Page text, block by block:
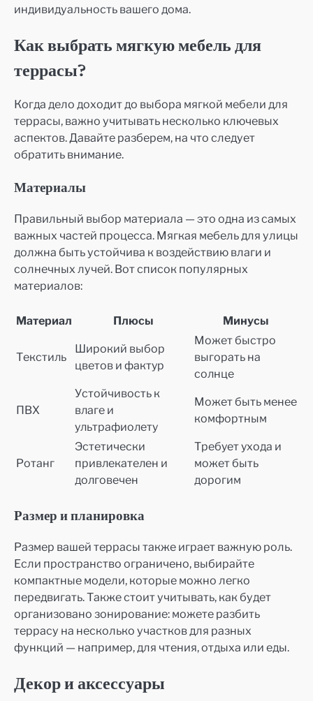
индивидуальность вашего дома.
Как выбрать мягкую мебель для
террасы?
Когда дело доходит до выбора мягкой мебели для
террасы, важно учитывать несколько ключевых
аспектов. Давайте разберем, на что следует
обратить внимание.
Материалы
Правильный выбор материала — это одна из самых
важных частей процесса. Мягкая мебель для улицы
должна быть устойчива к воздействию влаги и
солнечных лучей. Вот список популярных
материалов:
Материал Плюсы Минусы
Текстиль
Широкий выбор
цветов и фактур
Может быстро
выгорать на
солнце
ПВХ
Устойчивость к
влаге и
ультрафиолету
Может быть менее
комфортным
Ротанг
Эстетически
привлекателен и
долговечен
Требует ухода и
может быть
дорогим
Размер и планировка
Размер вашей террасы также играет важную роль.
Если пространство ограничено, выбирайте
компактные модели, которые можно легко
передвигать. Также стоит учитывать, как будет
организовано зонирование: можете разбить
террасу на несколько участков для разных
функций — например, для чтения, отдыха или еды.
Декор и аксессуары